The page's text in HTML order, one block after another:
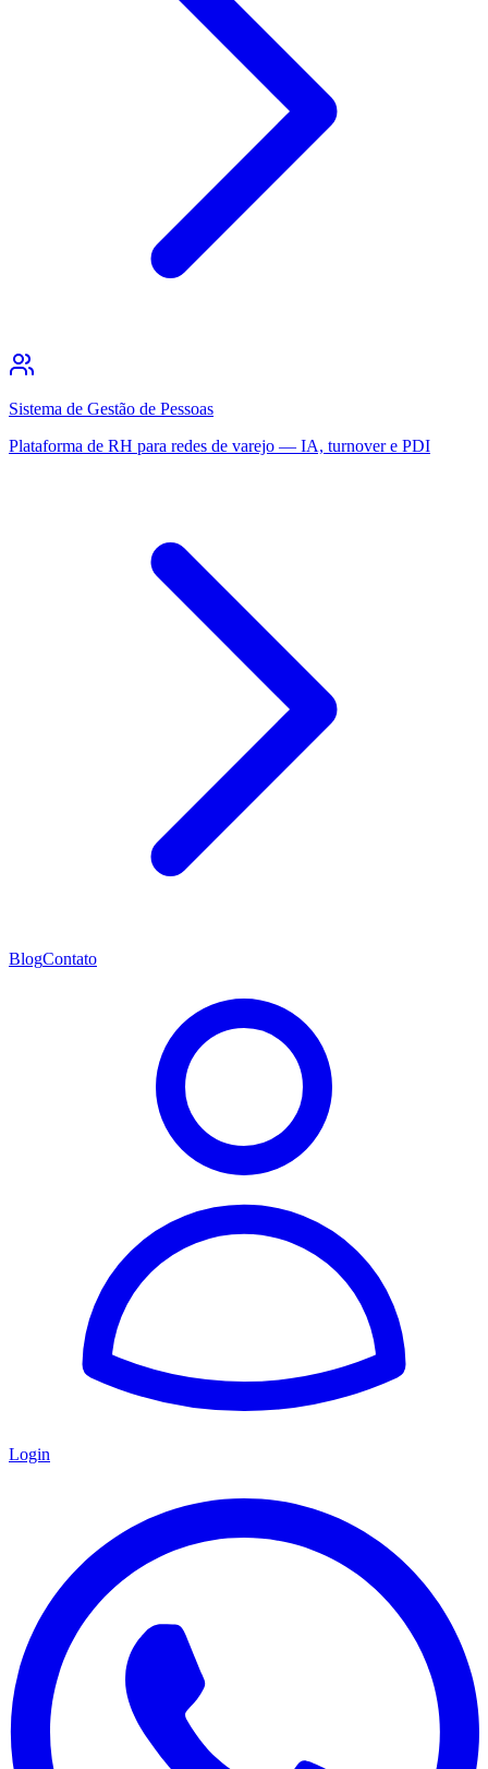
Sistema de Gestão de Pessoas
Plataforma de RH para redes de varejo — IA, turnover e PDI
BlogContato
Login